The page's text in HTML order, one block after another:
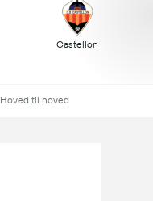
Castellon
Hoved til hoved